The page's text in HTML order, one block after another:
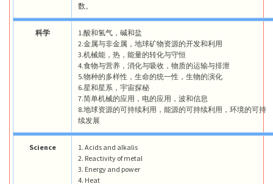
数。
科学
1.酸和氢气，碱和盐
2.金属与非金属，地球矿物资源的开发和利用
3.机械能，热，能量的转化与守恒
4.食物与营养，消化与吸收，物质的运输与排泄
5.物种的多样性，生命的统一性，生物的演化
6.星和星系，宇宙探秘
7.简单机械的应用，电的应用，波和信息
8.地球资源的可持续利用，能源的可持续利用，环境的可持
续发展
Science
1. Acids and alkalis
2. Reactivity of metal
3. Energy and power
4. Heat